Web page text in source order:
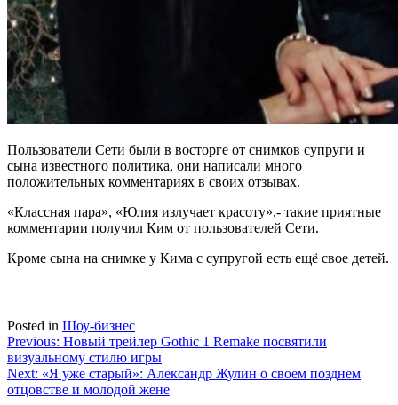
Пользователи Сети были в восторге от снимков супруги и
сына известного политика, они написали много
положительных комментариях в своих отзывах.
«Классная пара», «Юлия излучает красоту»,- такие приятные
комментарии получил Ким от пользователей Сети.
Кроме сына на снимке у Кима с супругой есть ещё свое детей.
Posted in Шоу-бизнес
Навигация
по
записям
Previous: Новый трейлер Gothic 1 Remake посвятили
визуальному стилю игры
Next: «Я уже старый»: Александр Жулин о своем позднем
отцовстве и молодой жене